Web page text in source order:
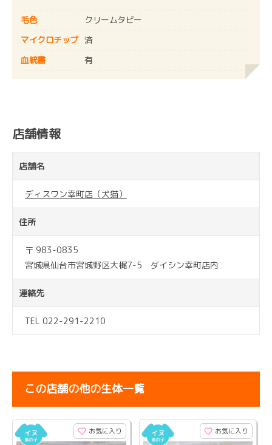
毛色
クリームタビー
マイクロチップ 済
血統書
有
店舗情報
店舗名
ディスワン幸町店（犬猫）
住所
〒 983-0835
宮城県仙台市宮城野区大梶7-5 ダイシン幸町店内
連絡先
TEL 022-291-2210
この店舗の他の生体一覧
お気に入り お気に入り